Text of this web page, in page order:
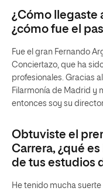
¿Cómo llegaste
¿cómo fue el
Fue el gran Fernando
Conciertazo, que ha
profesionales. Gracias
Filarmonía de Madrid y
entonces soy su
Obtuviste el
Carrera, ¿qué
de tus estudios
He tenido mucha